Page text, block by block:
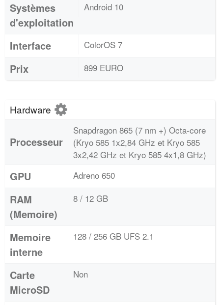
Systèmes
d'exploitation
Android 10
Interface ColorOS 7
Prix 899 EURO
Hardware
Processeur
Snapdragon 865 (7 nm +) Octa-core
(Kryo 585 1x2,84 GHz et Kryo 585
3x2,42 GHz et Kryo 585 4x1,8 GHz)
GPU Adreno 650
RAM
(Memoire)
8 / 12 GB
Memoire
interne
128 / 256 GB UFS 2.1
Carte
MicroSD
Non